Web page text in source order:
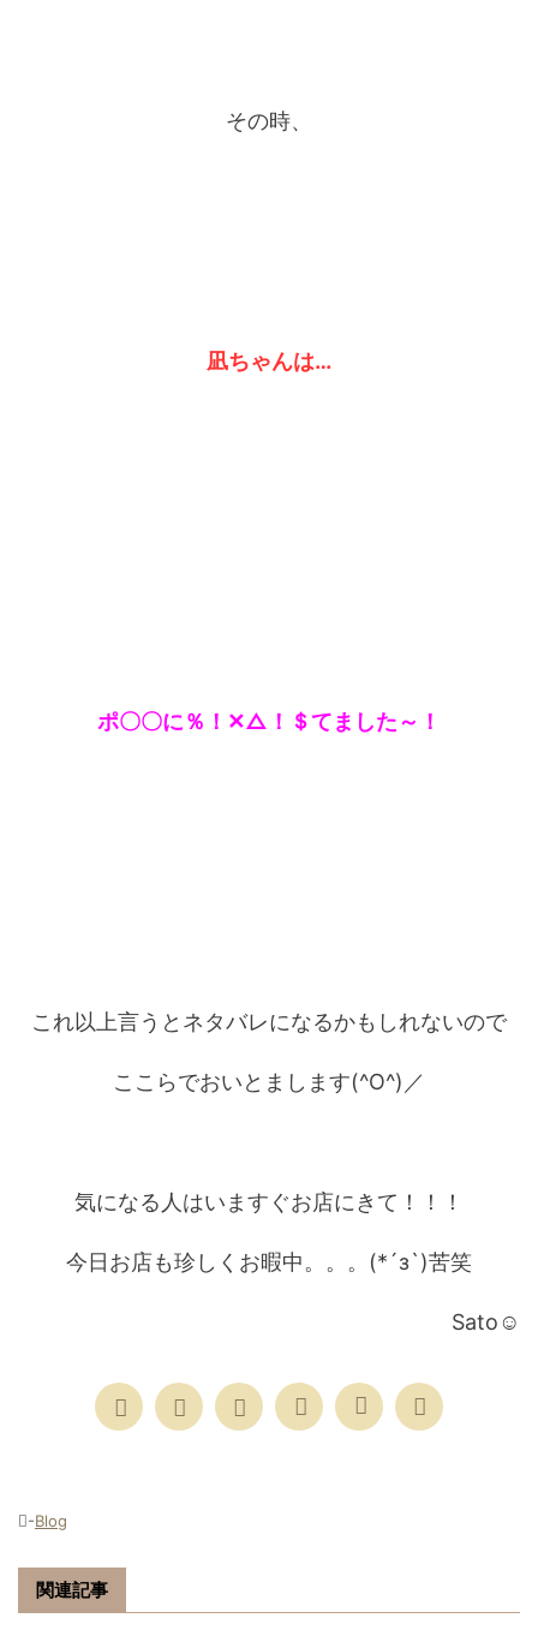
その時、
凪ちゃんは…
ポ〇〇に％！✕△！＄てました～！
これ以上言うとネタバレになるかもしれないので
ここらでおいとまします(^O^)／
気になる人はいますぐお店にきて！！！
今日お店も珍しくお暇中。。。(*´з`)苦笑
Sato☺
-Blog
関連記事